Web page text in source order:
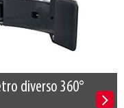
diverso 360°